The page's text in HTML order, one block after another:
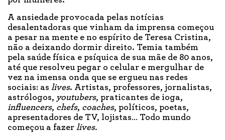
A ansiedade provocada pelas notícias
desalentadoras que vinham da imprensa começou
a pesar na mente e no espírito de Teresa Cristina,
não a deixando dormir direito. Temia também
pela saúde física e psíquica de sua mãe de 80 anos,
até que resolveu pegar o celular e mergulhar de
vez na imensa onda que se ergueu nas redes
sociais: as lives. Artistas, professores, jornalistas,
astrólogos, youtubers, praticantes de ioga,
influencers, chefs, coaches, políticos, poetas,
apresentadores de TV, lojistas… Todo mundo
começou a fazer lives.